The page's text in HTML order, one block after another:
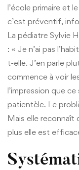
l’école primaire et
c’est préventif,
La pédiatre Sylvie
: « Je n’ai pas
t-elle. J’en parle
commence à voir
l’impression que
patientèle. Le
Mais elle reconnaît
plus elle est